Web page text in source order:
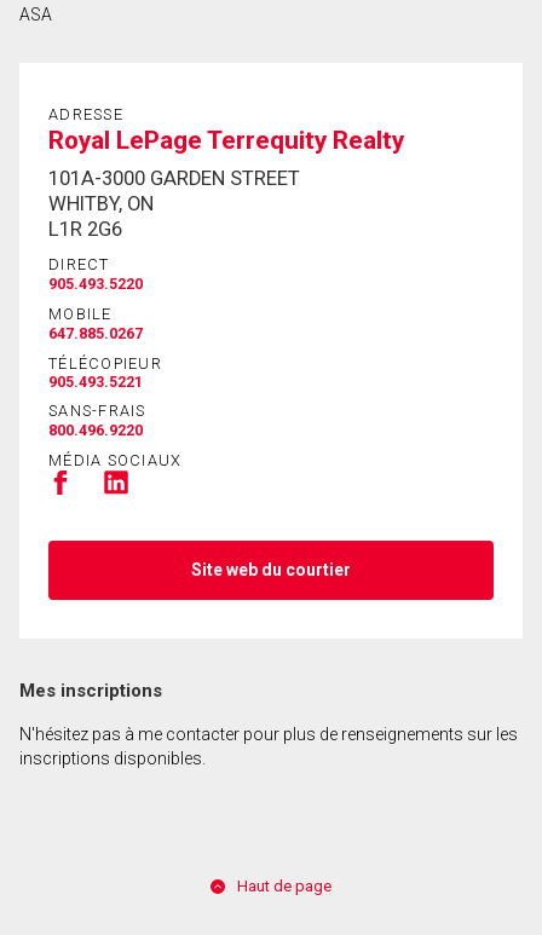
ASA
ADRESSE
Royal LePage Terrequity Realty
101A-3000 GARDEN STREET
WHITBY, ON
L1R 2G6
DIRECT
905.493.5220
MOBILE
647.885.0267
TÉLÉCOPIEUR
905.493.5221
SANS-FRAIS
800.496.9220
MÉDIA SOCIAUX
Site web du courtier
Mes inscriptions
N'hésitez pas à me contacter pour plus de renseignements sur les
inscriptions disponibles.
Haut de page